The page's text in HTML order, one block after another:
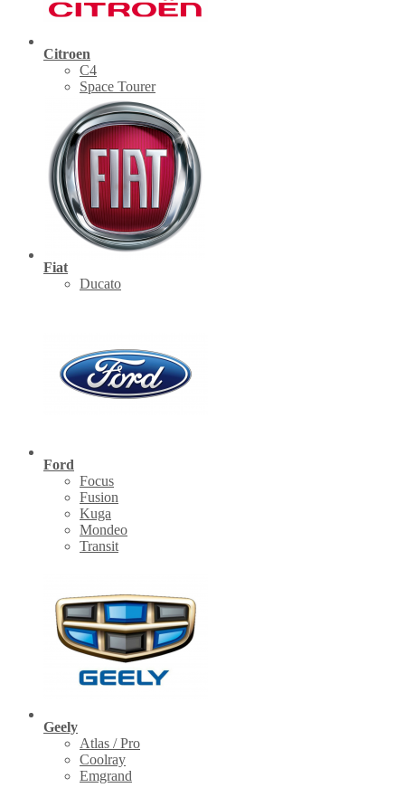
Citroen
C4
Space Tourer
Fiat
Ducato
Ford
Focus
Fusion
Kuga
Mondeo
Transit
Geely
Atlas / Pro
Coolray
Emgrand